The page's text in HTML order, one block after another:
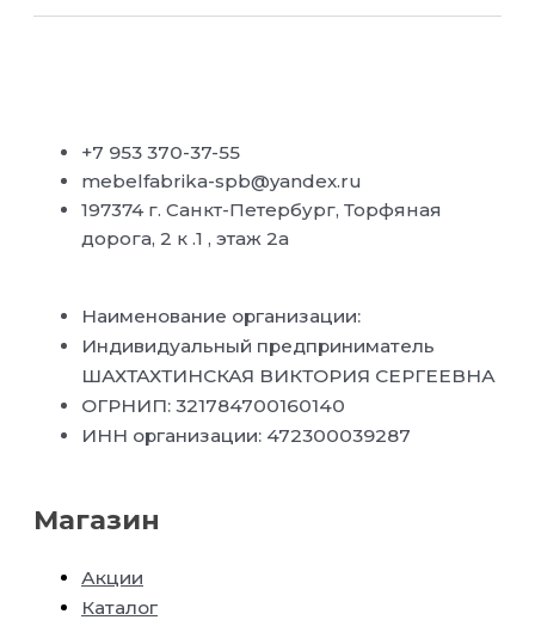
+7 953 370-37-55
mebelfabrika-spb@yandex.ru
197374 г. Санкт-Петербург, Торфяная
дорога, 2 к .1 , этаж 2а
Наименование организации:
Индивидуальный предприниматель
ШАХТАХТИНСКАЯ ВИКТОРИЯ СЕРГЕЕВНА
ОГРНИП: 321784700160140
ИНН организации: 472300039287
Магазин
Акции
Каталог